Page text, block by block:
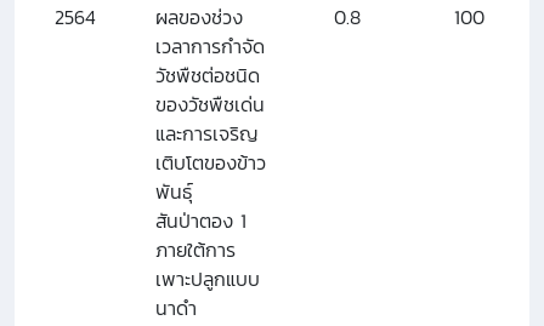
2564
ผลของช่วง
เวลาการกําจัด
วัชพืชต่อชนิด
ของวัชพืชเด่น
และการเจริญ
เติบโตของข้าว
พันธุ์
สันป่าตอง 1
ภายใต้การ
เพาะปลูกแบบ
นาดำ
0.8 100